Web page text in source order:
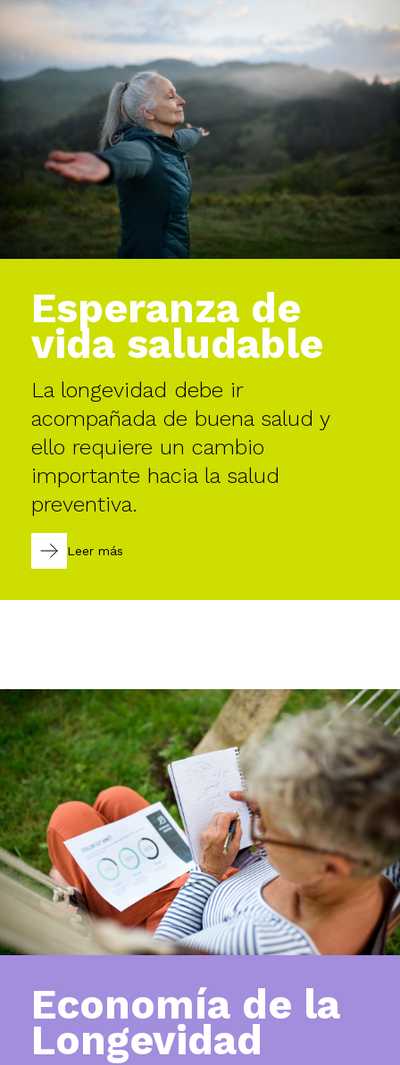
Esperanza de
vida saludable
La longevidad debe ir
acompañada de buena salud y
ello requiere un cambio
importante hacia la salud
preventiva.
Leer más
Economía de la
Longevidad